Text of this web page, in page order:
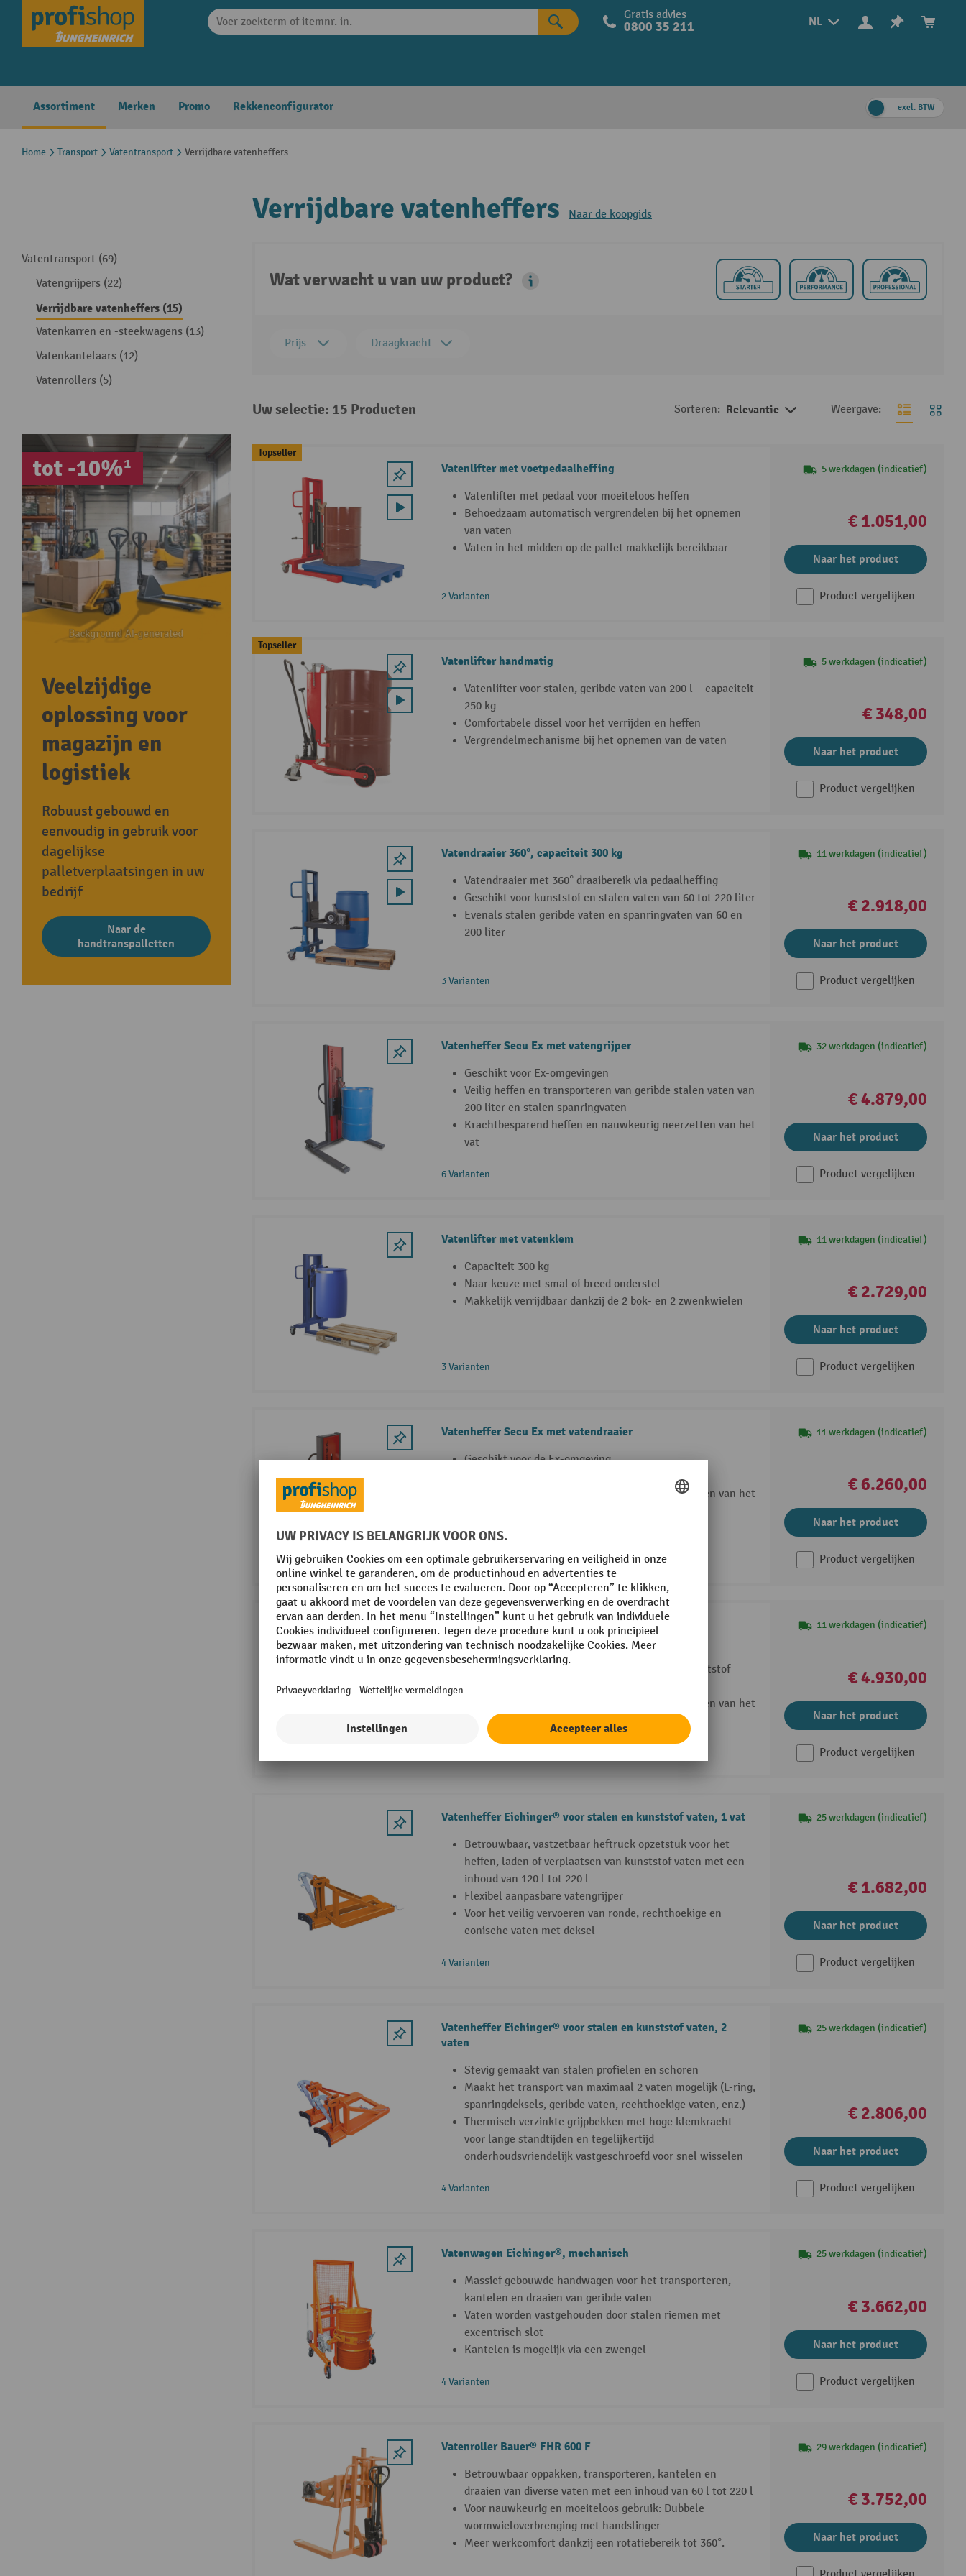
Skip to main navigation NL
Gratis advies
0800 35 211
Assortiment Merken Promo Rekkenconfigurator excl. BTW
Home Transport Vatentransport Verrijdbare vatenheffers
Vatentransport (69)
Vatengrijpers (22)
Verrijdbare vatenheffers (15)
Vatenkarren en -steekwagens (13)
Vatenkantelaars (12)
Vatenrollers (5)
tot -10%¹
Veelzijdige
oplossing voor
magazijn en
logistiek
Robuust gebouwd en
eenvoudig in gebruik voor
dagelijkse
palletverplaatsingen in uw
bedrijf
Naar de
handtranspalletten
Verrijdbare vatenheffers Naar de koopgids
Wat verwacht u van uw product?
Prijs Draagkracht
Uw selectie: 15 Producten Sorteren: Relevantie Weergave:
Topseller
Vatenlifter met voetpedaalheffing
Vatenlifter met pedaal voor moeiteloos heffen
Behoedzaam automatisch vergrendelen bij het opnemen
van vaten
Vaten in het midden op de pallet makkelijk bereikbaar
2 Varianten
5 werkdagen (indicatief)
€ 1.051,00
Naar het product
Product vergelijken
Topseller
Vatenlifter handmatig
Vatenlifter voor stalen, geribde vaten van 200 l – capaciteit
250 kg
Comfortabele dissel voor het verrijden en heffen
Vergrendelmechanisme bij het opnemen van de vaten
5 werkdagen (indicatief)
€ 348,00
Naar het product
Product vergelijken
Vatendraaier 360°, capaciteit 300 kg
Vatendraaier met 360° draaibereik via pedaalheffing
Geschikt voor kunststof en stalen vaten van 60 tot 220 liter
Evenals stalen geribde vaten en spanringvaten van 60 en
200 liter
3 Varianten
11 werkdagen (indicatief)
€ 2.918,00
Naar het product
Product vergelijken
Vatenheffer Secu Ex met vatengrijper
Geschikt voor Ex-omgevingen
Veilig heffen en transporteren van geribde stalen vaten van
200 liter en stalen spanringvaten
Krachtbesparend heffen en nauwkeurig neerzetten van het
vat
6 Varianten
32 werkdagen (indicatief)
€ 4.879,00
Naar het product
Product vergelijken
Vatenlifter met vatenklem
Capaciteit 300 kg
Naar keuze met smal of breed onderstel
Makkelijk verrijdbaar dankzij de 2 bok- en 2 zwenkwielen
3 Varianten
11 werkdagen (indicatief)
€ 2.729,00
Naar het product
Product vergelijken
Vatenheffer Secu Ex met vatendraaier
Geschikt voor de Ex-omgeving
Krachtbesparend heffen en nauwkeurig neerzetten van het
4 Varianten
11 werkdagen (indicatief)
€ 6.260,00
Naar het product
Product vergelijken
Vatenheffer Secu Ex met vatenklem
Geschikt voor de Ex-omgeving
Veilig heffen en transporteren van stalen en kunststof
Krachtbesparend heffen en nauwkeurig neerzetten van het
11 werkdagen (indicatief)
€ 4.930,00
Naar het product
Product vergelijken
Vatenheffer Eichinger® voor stalen en kunststof vaten, 1 vat
Betrouwbaar, vastzetbaar heftruck opzetstuk voor het
heffen, laden of verplaatsen van kunststof vaten met een
inhoud van 120 l tot 220 l
Flexibel aanpasbare vatengrijper
Voor het veilig vervoeren van ronde, rechthoekige en
conische vaten met deksel
4 Varianten
25 werkdagen (indicatief)
€ 1.682,00
Naar het product
Product vergelijken
Vatenheffer Eichinger® voor stalen en kunststof vaten, 2
vaten
Stevig gemaakt van stalen profielen en schoren
Maakt het transport van maximaal 2 vaten mogelijk (L-ring,
spanringdeksels, geribde vaten, rechthoekige vaten, enz.)
Thermisch verzinkte grijpbekken met hoge klemkracht
voor lange standtijden en tegelijkertijd
onderhoudsvriendelijk vastgeschroefd voor snel wisselen
4 Varianten
25 werkdagen (indicatief)
€ 2.806,00
Naar het product
Product vergelijken
Vatenwagen Eichinger®, mechanisch
Massief gebouwde handwagen voor het transporteren,
kantelen en draaien van geribde vaten
Vaten worden vastgehouden door stalen riemen met
excentrisch slot
Kantelen is mogelijk via een zwengel
4 Varianten
25 werkdagen (indicatief)
€ 3.662,00
Naar het product
Product vergelijken
Vatenroller Bauer® FHR 600 F
Betrouwbaar oppakken, transporteren, kantelen en
draaien van diverse vaten met een inhoud van 60 l tot 220 l
Voor nauwkeurig en moeiteloos gebruik: Dubbele
wormwieloverbrenging met handslinger
Meer werkcomfort dankzij een rotatiebereik tot 360°.
29 werkdagen (indicatief)
€ 3.752,00
Naar het product